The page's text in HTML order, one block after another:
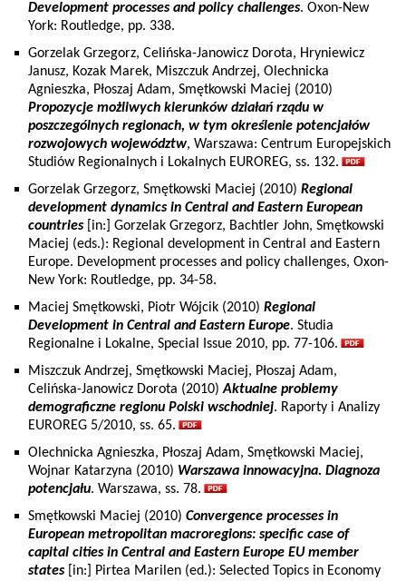
Development processes and policy challenges. Oxon-New
York: Routledge, pp. 338.
Gorzelak Grzegorz, Celińska-Janowicz Dorota, Hryniewicz
Janusz, Kozak Marek, Miszczuk Andrzej, Olechnicka
Agnieszka, Płoszaj Adam, Smętkowski Maciej (2010)
Propozycje możliwych kierunków działań rządu w
poszczególnych regionach, w tym określenie potencjałów
rozwojowych województw, Warszawa: Centrum Europejskich
Studiów Regionalnych i Lokalnych EUROREG, ss. 132.
Gorzelak Grzegorz, Smętkowski Maciej (2010) Regional
development dynamics in Central and Eastern European
countries [in:] Gorzelak Grzegorz, Bachtler John, Smętkowski
Maciej (eds.): Regional development in Central and Eastern
Europe. Development processes and policy challenges, Oxon-
New York: Routledge, pp. 34-58.
Maciej Smętkowski, Piotr Wójcik (2010) Regional
Development in Central and Eastern Europe. Studia
Regionalne i Lokalne, Special Issue 2010, pp. 77-106.
Miszczuk Andrzej, Smętkowski Maciej, Płoszaj Adam,
Celińska-Janowicz Dorota (2010)Aktualne problemy
demograficzne regionu Polski wschodniej. Raporty i Analizy
EUROREG 5/2010, ss. 65.
Olechnicka Agnieszka, Płoszaj Adam, Smętkowski Maciej,
Wojnar Katarzyna (2010) Warszawa innowacyjna. Diagnoza
potencjału. Warszawa, ss. 78.
Smętkowski Maciej (2010) Convergence processes in
European metropolitan macroregions: specific case of
capital cities in Central and Eastern Europe EU member
states[in:] Pirtea Marilen (ed.): Selected Topics in Economy